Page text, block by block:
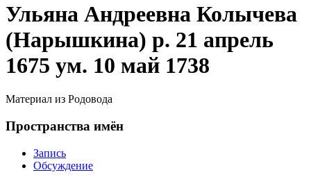
Ульяна Андреевна Колычева
(Нарышкина) р. 21 апрель
1675 ум. 10 май 1738
Материал из Родовода
Пространства имён
Запись
Обсуждение